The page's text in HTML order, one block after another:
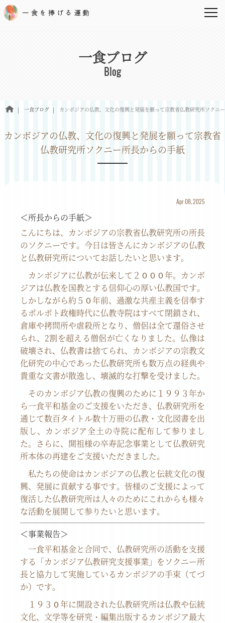
一食ブログ
Blog
一食ブログ カンボジアの仏教、文化の復興と発展を願って宗教省仏教研究所ソクニ
カンボジアの仏教、文化の復興と発展を願って宗教省
仏教研究所ソクニー所長からの手紙
Apr 08, 2025
＜所長からの手紙＞
こんにちは、カンボジアの宗教省仏教研究所の所長
のソクニーです。今日は皆さんにカンボジアの仏教
と仏教研究所についてお話したいと思います。
カンボジアに仏教が伝来して２０００年。カンボ
ジアは仏教を国教とする信仰心の厚い仏教国です。
しかしながら約５０年前、過激な共産主義を信奉す
るポルポト政権時代に仏教寺院はすべて閉鎖され、
倉庫や拷問所や虐殺所となり、僧侶は全て還俗させ
られ、 2割を超える僧侶が亡くなりました。仏像は
破壊され、仏教書は捨てられ、カンボジアの宗教文
化研究の中心であった仏教研究所も数万点の経典や
貴重な文書が散逸し、壊滅的な打撃を受けました。
そのカンボジア仏教の復興のために１９９３年か
ら一食平和基金のご支援をいただき、仏教研究所を
通じて数百タイトル数十万冊の仏教・文化図書を出
版し、カンボジア全土の寺院に配布して参りまし
た。さらに、開祖様の卒寿記念事業として仏教研究
所本体の再建をご支援いただきました。
私たちの使命はカンボジアの仏教と伝統文化の復
興、発展に貢献する事です。皆様のご支援によって
復活した仏教研究所は人々のためにこれからも様々
な活動を展開して参りたいと思います。
＜事業報告＞
一食平和基金と合同で、仏教研究所の活動を支援
する「カンボジア仏教研究支援事業」をソクニー所
長と協力して実施しているカンボジアの手束（てづ
か）です。
１９３０年に開設された仏教研究所は仏教や伝統
文化、文学等を研究・編集出版するカンボジア最大